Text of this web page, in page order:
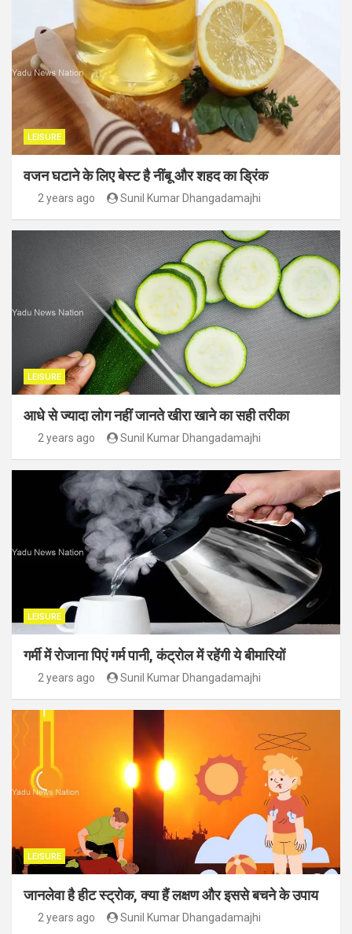
LEISURE
वजन घटाने के लिए बेस्ट है नींबू और शहद का ड्रिंक
2 years ago Sunil Kumar Dhangadamajhi
LEISURE
आधे से ज्यादा लोग नहीं जानते खीरा खाने का सही तरीका
2 years ago Sunil Kumar Dhangadamajhi
LEISURE
गर्मी में रोजाना पिएं गर्म पानी, कंट्रोल में रहेंगी ये बीमारियों
2 years ago Sunil Kumar Dhangadamajhi
LEISURE
जानलेवा है हीट स्ट्रोक, क्या हैं लक्षण और इससे बचने के उपाय
2 years ago Sunil Kumar Dhangadamajhi